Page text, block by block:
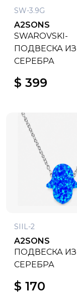
SW-3.9G
A2SONS
SWAROVSKI-
ПОДВЕСКА ИЗ
СЕРЕБРА
$ 399
SIIL-2
A2SONS
ПОДВЕСКА ИЗ
СЕРЕБРА
$ 170